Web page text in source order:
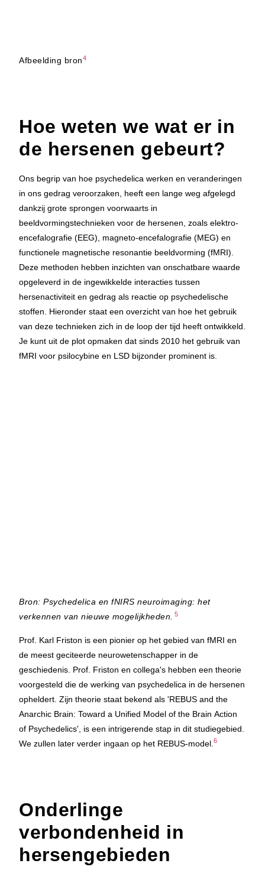
Afbeelding bron4
Hoe weten we wat er in
de hersenen gebeurt?
Ons begrip van hoe psychedelica werken en veranderingen
in ons gedrag veroorzaken, heeft een lange weg afgelegd
dankzij grote sprongen voorwaarts in
beeldvormingstechnieken voor de hersenen, zoals elektro-
encefalografie (EEG), magneto-encefalografie (MEG) en
functionele magnetische resonantie beeldvorming (fMRI).
Deze methoden hebben inzichten van onschatbare waarde
opgeleverd in de ingewikkelde interacties tussen
hersenactiviteit en gedrag als reactie op psychedelische
stoffen. Hieronder staat een overzicht van hoe het gebruik
van deze technieken zich in de loop der tijd heeft ontwikkeld.
Je kunt uit de plot opmaken dat sinds 2010 het gebruik van
fMRI voor psilocybine en LSD bijzonder prominent is.
Bron: Psychedelica en fNIRS neuroimaging: het
verkennen van nieuwe mogelijkheden. 5
Prof. Karl Friston is een pionier op het gebied van fMRI en
de meest geciteerde neurowetenschapper in de
geschiedenis. Prof. Friston en collega's hebben een theorie
voorgesteld die de werking van psychedelica in de hersenen
opheldert. Zijn theorie staat bekend als 'REBUS and the
Anarchic Brain: Toward a Unified Model of the Brain Action
of Psychedelics', is een intrigerende stap in dit studiegebied.
We zullen later verder ingaan op het REBUS-model.6
Onderlinge
verbondenheid in
hersengebieden